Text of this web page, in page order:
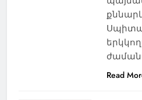
Read